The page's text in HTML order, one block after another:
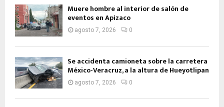
Muere hombre al interior de salón de
eventos en Apizaco
agosto 7, 2026 0
Se accidenta camioneta sobre la carretera
México-Veracruz, a la altura de Hueyotlipan
agosto 7, 2026 0